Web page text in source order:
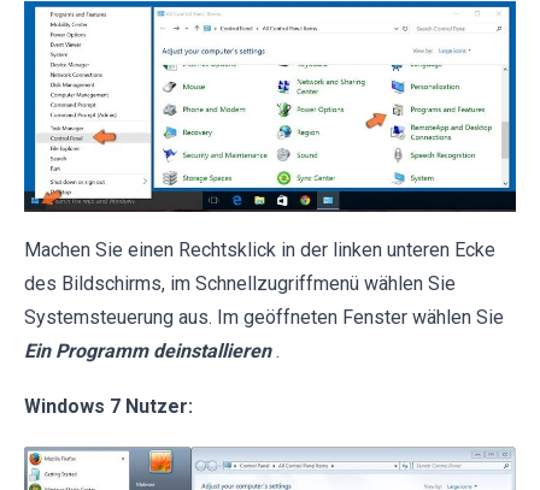
Machen Sie einen Rechtsklick in der linken unteren Ecke
des Bildschirms, im Schnellzugriffmenü wählen Sie
Systemsteuerung aus. Im geöffneten Fenster wählen Sie
Ein Programm deinstallieren .
Windows 7 Nutzer: